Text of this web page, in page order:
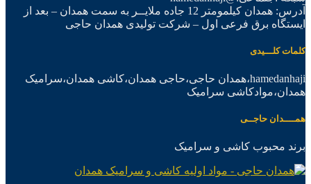
آدرس: همدان کیلمومتر 12 جاده ملایــر به سمت همدان – بعد از
ایستگاه برق فرعی اول – شرکت تولیدی همدان حاجی
کلمات کلـــیدی
hamedanhaji،همدان حاجی،حاجی همدان،کاشی همدان،سرامیک
همدان،موادکاشی سرامیک
همــــدان حاجــی
برند محبوب کاشی و سرامیک